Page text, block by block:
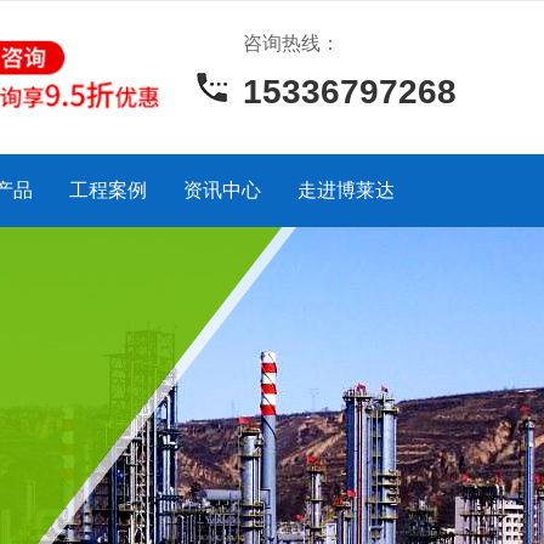
咨询热线：
15336797268
品 工程案例 资讯中心 走进博莱达